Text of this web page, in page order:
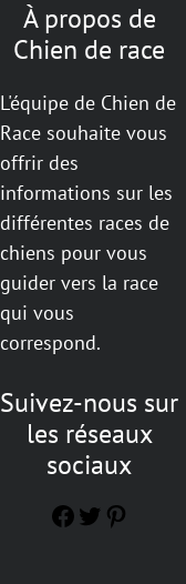
À propos de
Chien de race
L'équipe de Chien de
Race souhaite vous
offrir des
informations sur les
différentes races de
chiens pour vous
guider vers la race
qui vous
correspond.
Suivez-nous sur
les réseaux
sociaux
Facebook
TwitterPinterest